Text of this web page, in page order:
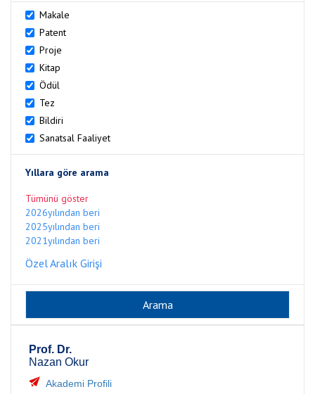
Makale
Patent
Proje
Kitap
Ödül
Tez
Bildiri
Sanatsal Faaliyet
Yıllara göre arama
Tümünü göster
2026yılından beri
2025yılından beri
2021yılından beri
Özel Aralık Girişi
Prof. Dr.
Nazan Okur
Akademi Profili